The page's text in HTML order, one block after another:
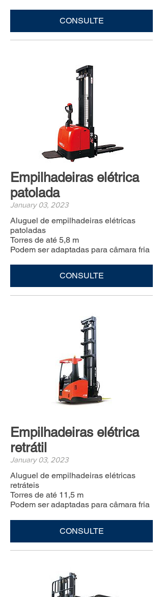
CONSULTE
Empilhadeiras elétrica
patolada
January 03, 2023
Aluguel de empilhadeiras elétricas
patoladas
Torres de até 5,8 m
Podem ser adaptadas para câmara fria
CONSULTE
Empilhadeiras elétrica
retrátil
January 03, 2023
Aluguel de empilhadeiras elétricas
retráteis
Torres de até 11,5 m
Podem ser adaptadas para câmara fria
CONSULTE